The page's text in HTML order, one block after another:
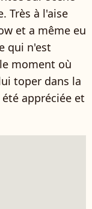
Très à l'aise
et a même eu
qui n'est
moment où
toper dans la
appréciée et